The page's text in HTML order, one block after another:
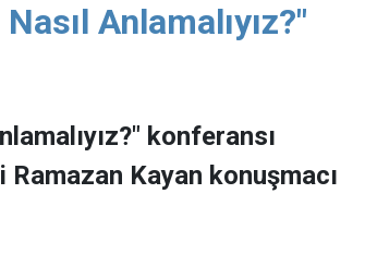
Anlamalıyız?"
konferansı
Kayan konuşmacı